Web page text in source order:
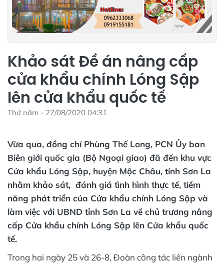
Khảo sát Đề án nâng cấp
cửa khẩu chính Lóng Sập
lên cửa khẩu quốc tế
Thứ năm - 27/08/2020 04:31
Vừa qua, đồng chí Phùng Thế Long, PCN Ủy ban
Biên giới quốc gia (Bộ Ngoại giao) đã đến khu vực
Cửa khẩu Lóng Sập, huyện Mộc Châu, tỉnh Sơn La
nhằm khảo sát, đánh giá tình hình thực tế, tiềm
năng phát triển của Cửa khẩu chính Lóng Sập và
làm việc với UBND tỉnh Sơn La về chủ trương nâng
cấp Cửa khẩu chính Lóng Sập lên Cửa khẩu quốc
tế.
Trong hai ngày 25 và 26-8, Đoàn công tác liên ngành